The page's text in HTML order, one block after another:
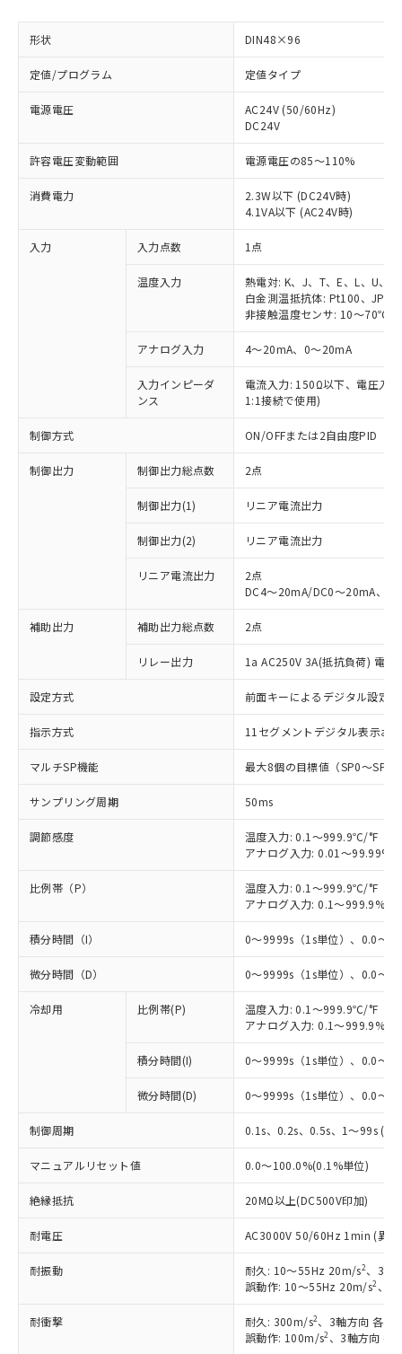
形状 DIN48×96
定値/プログラム 定値タイプ
電源電圧
AC24V (50/60Hz)
DC24V
許容電圧変動範囲 電源電圧の85～110%
消費電力
2.3W以下 (DC24V時)
4.1VA以下 (AC24V時)
入力 入力点数 1点
温度入力
熱電対: K、J、T、E、L、U、
白金測温抵抗体: Pt100、
非接触温度センサ: 10～70℃
アナログ入力 4～20mA、0～20mA
入力インピーダ
ンス
電流入力: 150Ω以下、電圧入
1:1接続で使用)
制御方式 ON/OFFまたは2自由度PID（
制御出力 制御出力総点数 2点
制御出力(1) リニア電流出力
制御出力(2) リニア電流出力
リニア電流出力
2点
DC4～20mA/DC0～20mA、
補助出力 補助出力総点数 2点
リレー出力 1a AC250V 3A(抵抗負荷) 電
設定方式 前面キーによるデジタル設定
指示方式 11セグメントデジタル表示お
マルチSP機能 最大8個の目標値（SP0～SP7
サンプリング周期 50ms
調節感度
温度入力: 0.1～999.9℃/°F（
アナログ入力: 0.01～
比例帯（P）
温度入力: 0.1～999.9℃/°F（
アナログ入力: 0.1～999.9%FS
積分時間（I） 0～9999s（1s単位）、0.0～
微分時間（D） 0～9999s（1s単位）、0.0～
冷却用 比例帯(P)
温度入力: 0.1～999.9℃/°F（
アナログ入力: 0.1～999.9%FS
積分時間(I) 0～9999s（1s単位）、0.0～
微分時間(D) 0～9999s（1s単位）、0.0～
制御周期 0.1s、0.2s、0.5s、1～99s (1s
マニュアルリセット値 0.0～100.0%(0.1%単位)
絶縁抵抗 20MΩ以上(DC500V印加)
耐電圧 AC3000V 50/60Hz 1min (異極
耐振動 耐久: 10～55Hz 20m/s2、3軸
誤動作: 10～55Hz 20m/s2 、3
耐衝撃 耐久: 300m/s2、3軸方向 各3回
誤動作: 100m/s2 、3軸方向 各
ご利用条件
以下の条件をお読みいただき、同意のうえ
本サービスは、当社制御機器事業取扱
商品の当社在庫状況および標準価格
(税抜)を提供させていただくもので
非含有に対応した製品が提供可能な商品で
す。
対応予定：EU RoHS指令（10物質）の非含
有に対応した製品に切り替える予定のある
対応予定なし：EU RoHS指令（10物質）の
非含有に非対応の商品で、対応品を出す予
調査・確認中：EU RoHS指令（10物質）の
非含有の対応状況を調査中または確認中の
非該当品：ライセンス料など無形物で、有
「○」：最大均質材料含有率が中国RoHSの